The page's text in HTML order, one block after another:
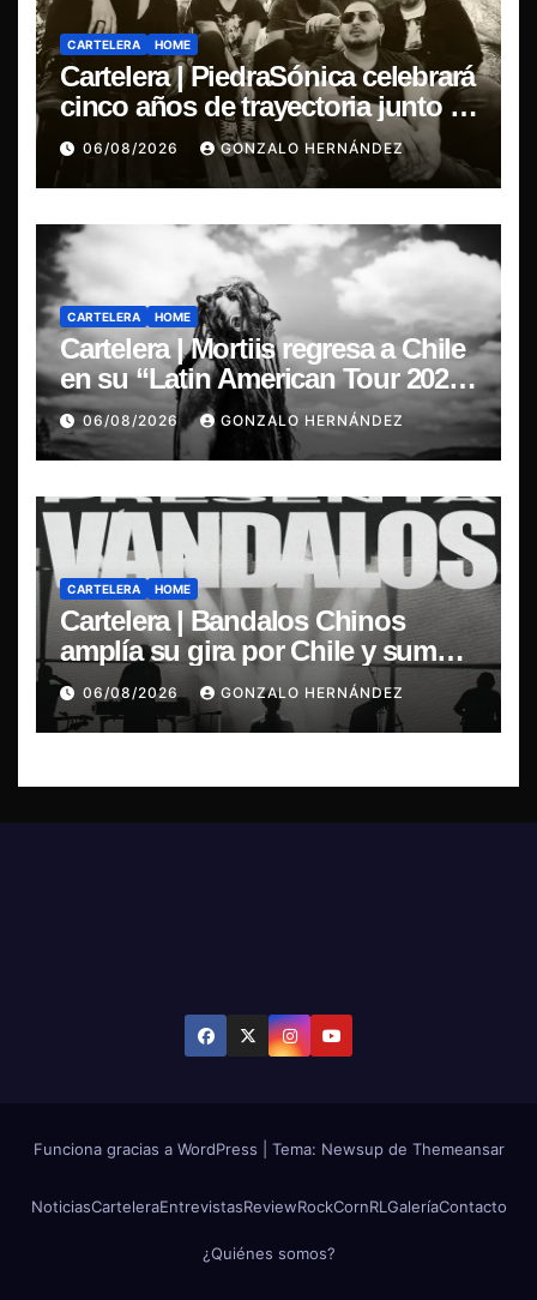
CARTELERA HOME
Cartelera | PiedraSónica celebrará
cinco años de trayectoria junto a
The Ganjas en el Bar de René
06/08/2026 GONZALO HERNÁNDEZ
CARTELERA HOME
Cartelera | Mortiis regresa a Chile
en su “Latin American Tour 2026”
y exclusivo show en Sala RBX
06/08/2026 GONZALO HERNÁNDEZ
CARTELERA HOME
Cartelera | Bandalos Chinos
amplía su gira por Chile y suma
concierto en Concepción
06/08/2026 GONZALO HERNÁNDEZ
Funciona gracias a WordPress Tema: Newsup de Themeansar
NoticiasCarteleraEntrevistasReviewRockCornRLGaleríaContacto
¿Quiénes somos?